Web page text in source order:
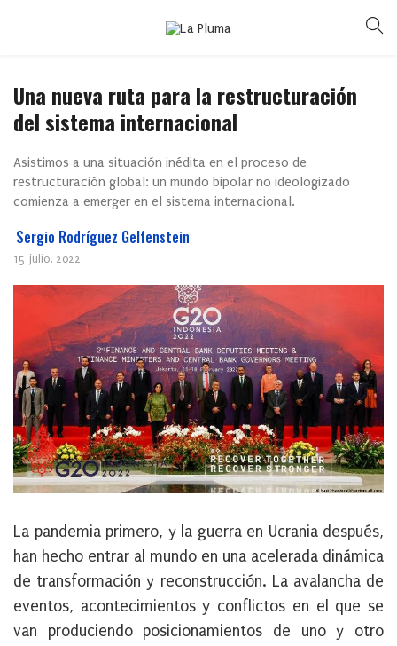
Una nueva ruta para la restructuración
del sistema internacional
Asistimos a una situación inédita en el proceso de
restructuración global: un mundo bipolar no ideologizado
comienza a emerger en el sistema internacional.
Sergio Rodríguez Gelfenstein
15 julio, 2022
La pandemia primero, y la guerra en Ucrania después,
han hecho entrar al mundo en una acelerada dinámica
de transformación y reconstrucción. La avalancha de
eventos, acontecimientos y conflictos en el que se
van produciendo posicionamientos de uno y otro